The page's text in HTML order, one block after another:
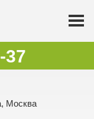
37
Москва